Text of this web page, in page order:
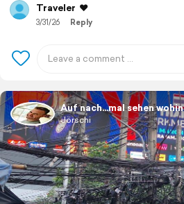
Traveler ❤️
3/31/26 Reply
Auf nach...mal sehen wohin
Jörschi